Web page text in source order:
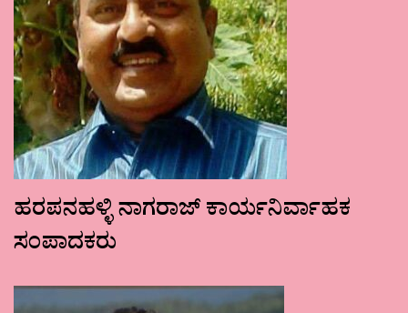
ಹರಪನಹಳ್ಳಿ ನಾಗರಾಜ್ ಕಾರ್ಯನಿರ್ವಾಹಕ
ಸಂಪಾದಕರು